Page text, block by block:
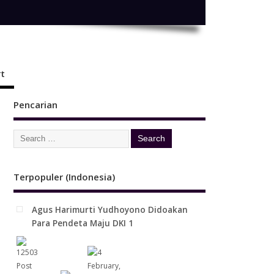
Pencarian
Terpopuler (Indonesia)
Agus Harimurti Yudhoyono Didoakan
Para Pendeta Maju DKI 1